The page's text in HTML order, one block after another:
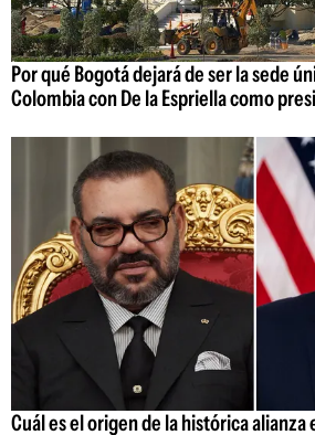
Por qué Bogotá dejará de ser la sede
Colombia con De la Espriella como
Cuál es el origen de la histórica alianza